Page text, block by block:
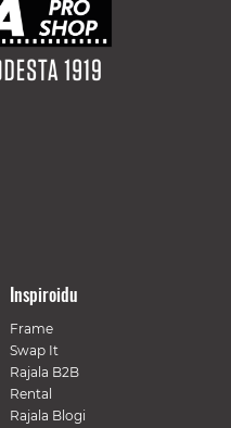
Inspiroidu
Frame
Swap It
Rajala B2B
Rental
Rajala Blogi